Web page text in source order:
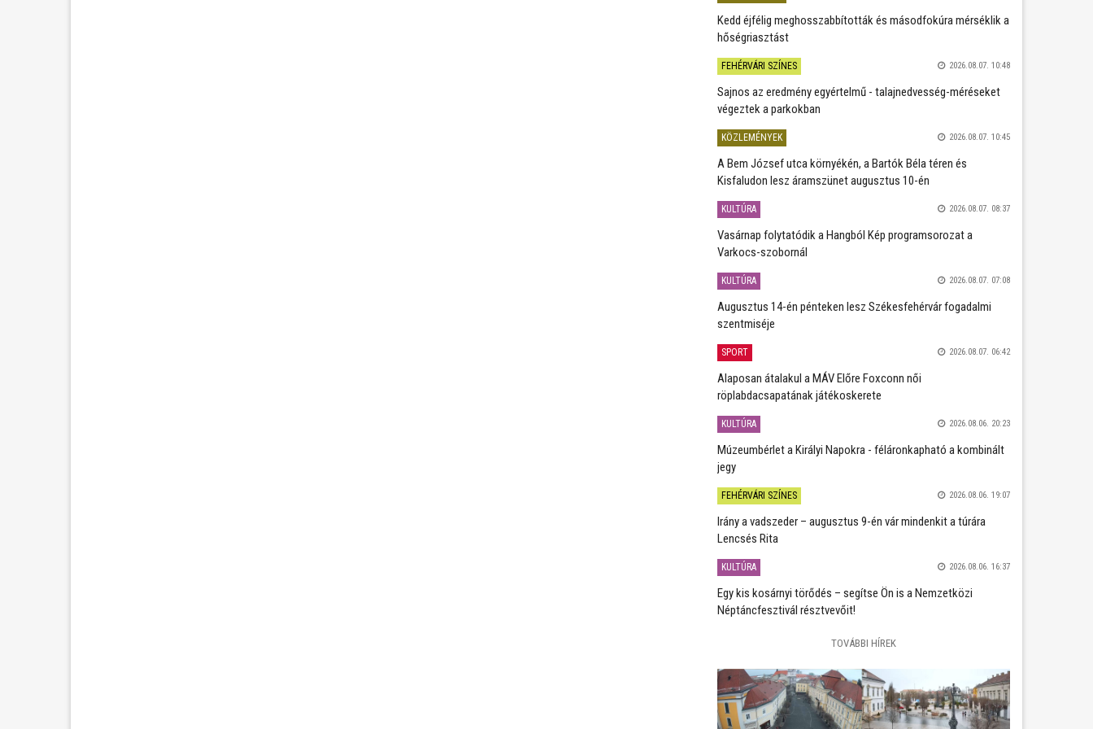
Kedd éjfélig meghosszabbították és másodfokúra mérséklik a
hőségriasztást
FEHÉRVÁRI SZÍNES 2026.08.07. 10:48
Sajnos az eredmény egyértelmű - talajnedvesség-méréseket
végeztek a parkokban
KÖZLEMÉNYEK 2026.08.07. 10:45
A Bem József utca környékén, a Bartók Béla téren és
Kisfaludon lesz áramszünet augusztus 10-én
KULTÚRA 2026.08.07. 08:37
Vasárnap folytatódik a Hangból Kép programsorozat a
Varkocs-szobornál
KULTÚRA 2026.08.07. 07:08
Augusztus 14-én pénteken lesz Székesfehérvár fogadalmi
szentmiséje
SPORT 2026.08.07. 06:42
Alaposan átalakul a MÁV Előre Foxconn női
röplabdacsapatának játékoskerete
KULTÚRA 2026.08.06. 20:23
Múzeumbérlet a Királyi Napokra - féláronkapható a kombinált
jegy
FEHÉRVÁRI SZÍNES 2026.08.06. 19:07
Irány a vadszeder – augusztus 9-én vár mindenkit a túrára
Lencsés Rita
KULTÚRA 2026.08.06. 16:37
Egy kis kosárnyi törődés – segítse Ön is a Nemzetközi
Néptáncfesztivál résztvevőit!
TOVÁBBI HÍREK